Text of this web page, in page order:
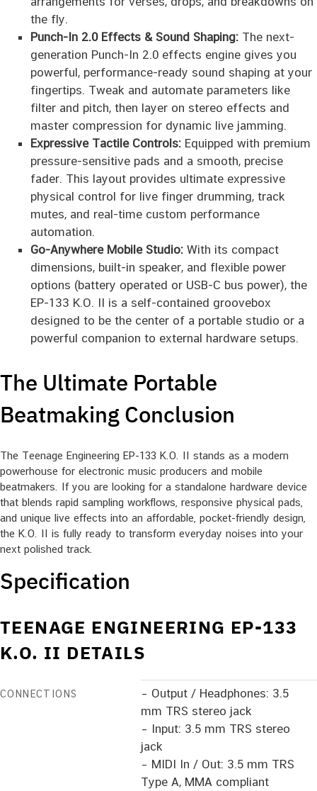
the fly.
Punch-In 2.0 Effects & Sound Shaping:The next-
generation Punch-In 2.0 effects engine gives you
powerful, performance-ready sound shaping at your
fingertips. Tweak and automate parameters like
filter and pitch, then layer on stereo effects and
master compression for dynamic live jamming.
Expressive Tactile Controls:Equipped with premium
pressure-sensitive pads and a smooth, precise
fader. This layout provides ultimate expressive
physical control for live finger drumming, track
mutes, and real-time custom performance
automation.
Go-Anywhere Mobile Studio:With its compact
dimensions, built-in speaker, and flexible power
options (battery operated or USB-C bus power), the
EP-133 K.O. II is a self-contained groovebox
designed to be the center of a portable studio or a
powerful companion to external hardware setups.
The Ultimate Portable
Beatmaking Conclusion
The Teenage Engineering EP-133 K.O. II stands as a modern
powerhouse for electronic music producers and mobile
beatmakers. If you are looking for a standalone hardware device
that blends rapid sampling workflows, responsive physical pads,
and unique live effects into an affordable, pocket-friendly design,
the K.O. II is fully ready to transform everyday noises into your
next polished track.
Specification
TEENAGE ENGINEERING EP-133
K.O. II DETAILS
CONNECTIONS
– Output / Headphones: 3.5
mm TRS stereo jack
– Input: 3.5 mm TRS stereo
jack
– MIDI In / Out: 3.5 mm TRS
Type A, MMA compliant